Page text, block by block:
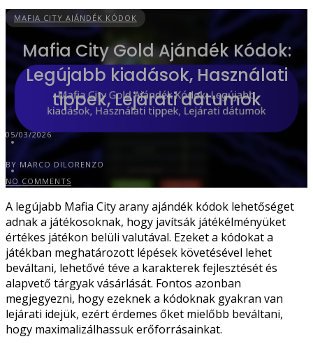
MAFIA CITY AJÁNDÉK KÓDOK
Mafia City Gold Ajándék Kódok:
Legújabb kiadások, Használati
tippek, Lejárati dátumok
05/03/2026
BY MARCO DILORENZO
NO COMMENTS
A legújabb Mafia City arany ajándék kódok lehetőséget
adnak a játékosoknak, hogy javítsák játékélményüket
értékes játékon belüli valutával. Ezeket a kódokat a
játékban meghatározott lépések követésével lehet
beváltani, lehetővé téve a karakterek fejlesztését és
alapvető tárgyak vásárlását. Fontos azonban
megjegyezni, hogy ezeknek a kódoknak gyakran van
lejárati idejük, ezért érdemes őket mielőbb beváltani,
hogy maximalizálhassuk erőforrásainkat.